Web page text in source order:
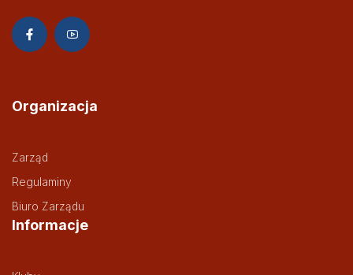
Organizacja
Zarząd
Regulaminy
Biuro Zarządu
Informacje